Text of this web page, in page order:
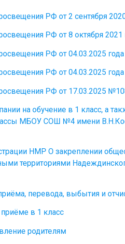
РФ от 2 сентября
РФ от 8 октября 2021
РФ от 04.03.2025
РФ от 04.03.2025
РФ от 17.03.2025
на обучение в 1 класс, а
МБОУ СОШ №4 имени
НМР О закреплении
территориями
перевода, выбытия и
в 1 класс
родителям